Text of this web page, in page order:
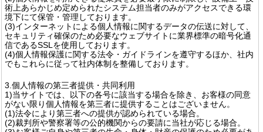
術上あらかじめ定められたシステム担当者のみがアクセスできる環
境下にて保管・管理しております。
(3)インターネットによる個人情報に関するデータの伝送に対して、
セキュリティ確保のため必要なウェブサイトに業界標準の暗号化通
信であるSSLを使用しております。
(4)個人情報保護に関する法令・ガイドラインを遵守するほか、社内
でもこれらに従って社内体制を整備しております。
3.個人情報の第三者提供・共同利用
1)当サイトでは、以下の各号に該当する場合を除き、お客様の同意
がない限り個人情報を第三者に提供することはございません。
(1)法令により第三者への提供が認められている場合。
(2)裁判所や警察署等の公的機関からの要請に当社が応じる場合。